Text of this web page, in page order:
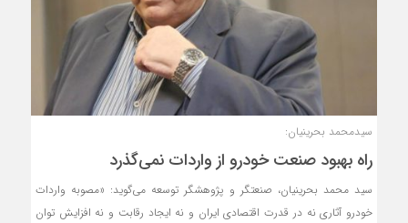
سیدمحمد بحرینیان:
راه بهبود صنعت خودرو از واردات نمی‌گذرد
سید محمد بحرینیان، صنعتگر و پژوهشگر توسعه می‌گوید: «مصوبه واردات
خودرو آثاری نه در قدرت اقتصادی ایران و نه ایجاد رقابت و نه افزایش توان